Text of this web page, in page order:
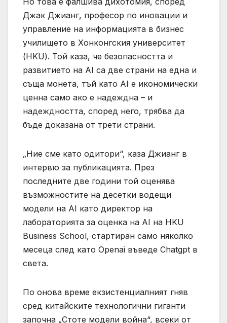
Джак Джианг, професор по иновации и
управление на информацията в бизнес
училището в Хонконгския университет
(HKU). Той каза, че безопасността и
развитието на AI са две страни на една и
съща монета, тъй като AI е икономически
ценна само ако е надеждна – и
надеждността, според него, трябва да
бъде доказана от трети страни.
„Ние сме като одитори“, каза Джианг в
интервю за публикацията. През
последните две години той оценява
възможностите на десетки водещи
модели на AI като директор на
лабораторията за оценка на AI на HKU
Business School, стартиран само няколко
месеца след като Openai въведе Chatgpt в
света.
По онова време екзистенциалният гняв
сред китайските технологични гиганти
започна „Стоте модели война“, всеки от